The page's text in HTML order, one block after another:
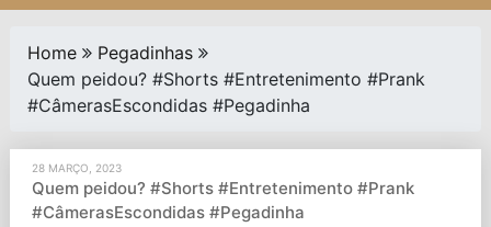
Home
Pegadinhas
Quem peidou? #Shorts #Entretenimento #Prank
#CâmerasEscondidas #Pegadinha
28 MARÇO, 2023
Quem peidou? #Shorts #Entretenimento #Prank
#CâmerasEscondidas #Pegadinha